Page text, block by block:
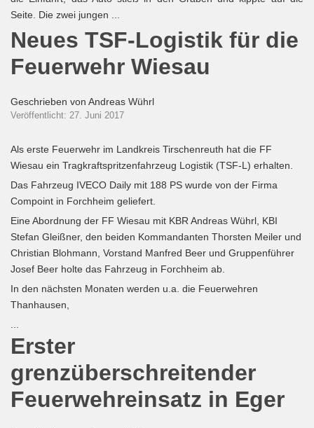
Seite. Die zwei jungen ...
Neues TSF-Logistik für die
Feuerwehr Wiesau
Geschrieben von Andreas Wührl
Veröffentlicht: 27. Juni 2017
Als erste Feuerwehr im Landkreis Tirschenreuth hat die FF
Wiesau ein Tragkraftspritzenfahrzeug Logistik (TSF-L) erhalten.
Das Fahrzeug IVECO Daily mit 188 PS wurde von der Firma
Compoint in Forchheim geliefert.
Eine Abordnung der FF Wiesau mit KBR Andreas Wührl, KBI
Stefan Gleißner, den beiden Kommandanten Thorsten Meiler und
Christian Blohmann, Vorstand Manfred Beer und Gruppenführer
Josef Beer holte das Fahrzeug in Forchheim ab.
In den nächsten Monaten werden u.a. die Feuerwehren
Thanhausen,
Erster
grenzüberschreitender
Feuerwehreinsatz in Eger